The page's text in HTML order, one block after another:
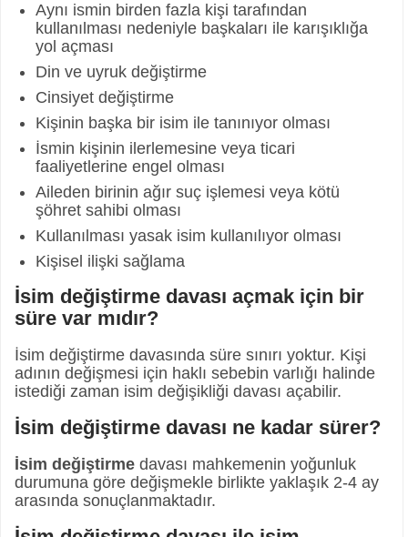
Aynı ismin birden fazla kişi tarafından
kullanılması nedeniyle başkaları ile karışıklığa
yol açması
Din ve uyruk değiştirme
Cinsiyet değiştirme
Kişinin başka bir isim ile tanınıyor olması
İsmin kişinin ilerlemesine veya ticari
faaliyetlerine engel olması
Aileden birinin ağır suç işlemesi veya kötü
şöhret sahibi olması
Kullanılması yasak isim kullanılıyor olması
Kişisel ilişki sağlama
İsim değiştirme davası açmak için bir
süre var mıdır?
İsim değiştirme davasında süre sınırı yoktur. Kişi
adının değişmesi için haklı sebebin varlığı halinde
istediği zaman isim değişikliği davası açabilir.
İsim değiştirme davası ne kadar sürer?
İsim değiştirme davası mahkemenin yoğunluk
durumuna göre değişmekle birlikte yaklaşık 2-4 ay
arasında sonuçlanmaktadır.